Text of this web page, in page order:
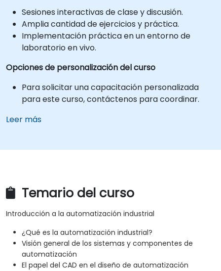
Sesiones interactivas de clase y discusión.
Amplia cantidad de ejercicios y práctica.
Implementación práctica en un entorno de
laboratorio en vivo.
Opciones de personalización del curso
Para solicitar una capacitación personalizada
para este curso, contáctenos para coordinar.
Leer más
Temario del curso
Introducción a la automatización industrial
¿Qué es la automatización industrial?
Visión general de los sistemas y componentes de
automatización
El papel del CAD en el diseño de automatización